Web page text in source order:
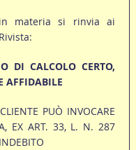
materia si rinvia ai
DI CALCOLO CERTO,
AFFIDABILE
PUÒ INVOCARE
EX ART. 33, L. N. 287